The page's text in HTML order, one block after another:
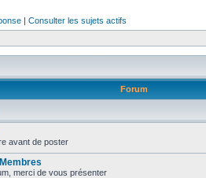
| Consulter les sujets actifs
Forum
avant de poster
merci de vous présenter